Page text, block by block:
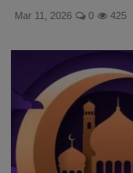
Mar 11, 2026 0 425